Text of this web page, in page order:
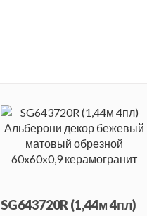
SG643720R (1,44м 4пл)